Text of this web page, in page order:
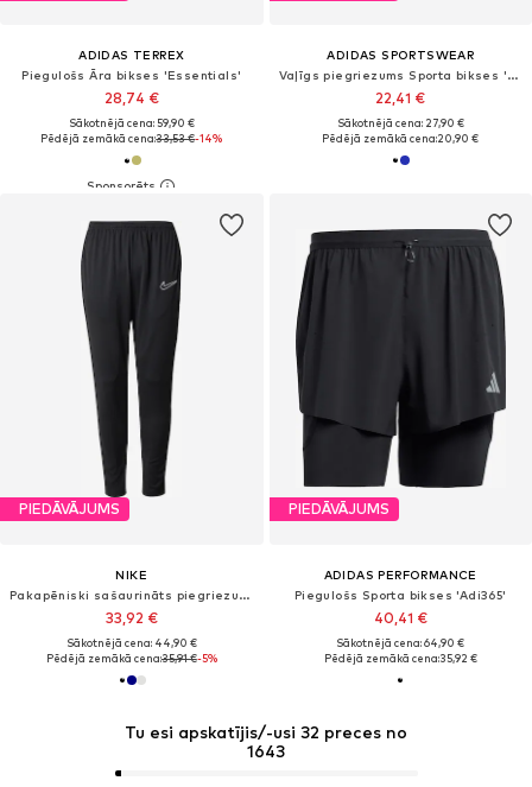
ADIDAS TERREX
Piegulošs Āra bikses 'Essentials'
28,74 €
Sākotnējā cena: 59,90 €
Pēdējā zemākā cena:33,53 €-14%
ADIDAS SPORTSWEAR
Vaļīgs piegriezums Sporta bikses 'CHELSEA'
22,41 €
Sākotnējā cena: 27,90 €
Pēdējā zemākā cena:20,90 €
PIEDĀVĀJUMS
NIKE
Pakapēniski sašaurināts piegriezums Sporta bikses 'Academy 25'
33,92 €
Sākotnējā cena: 44,90 €
Pēdējā zemākā cena:35,91 €-5%
PIEDĀVĀJUMS
ADIDAS PERFORMANCE
Piegulošs Sporta bikses 'Adi365'
40,41 €
Sākotnējā cena: 64,90 €
Pēdējā zemākā cena:35,92 €
Tu esi apskatījis/-usi 32 preces no
1643